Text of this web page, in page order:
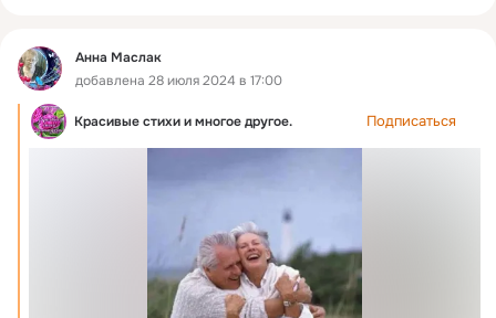
Анна Маслак
добавлена 28 июля 2024 в 17:00
Красивые стихи и многое другое. Подписаться